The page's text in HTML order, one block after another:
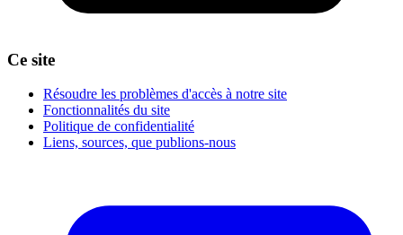
Ce site
Résoudre les problèmes d'accès à notre site
Fonctionnalités du site
Politique de confidentialité
Liens, sources, que publions-nous